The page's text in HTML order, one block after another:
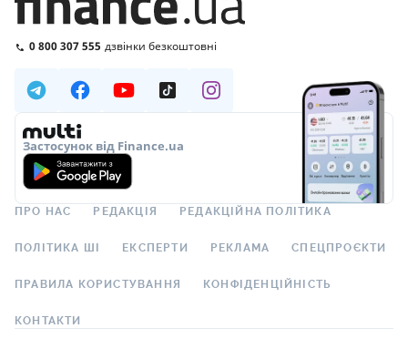
0 800 307 555 дзвінки безкоштовні
Застосунок від Finance.ua
ПРО НАС РЕДАКЦІЯ РЕДАКЦІЙНА ПОЛІТИКА
ПОЛІТИКА ШІ ЕКСПЕРТИ РЕКЛАМА СПЕЦПРОЄКТИ
ПРАВИЛА КОРИСТУВАННЯ КОНФІДЕНЦІЙНІСТЬ
КОНТАКТИ